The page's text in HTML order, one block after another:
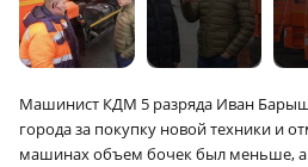
Машинист КДМ 5 разряда Иван
города за покупку новой техники и
машинах объем бочек был меньше,